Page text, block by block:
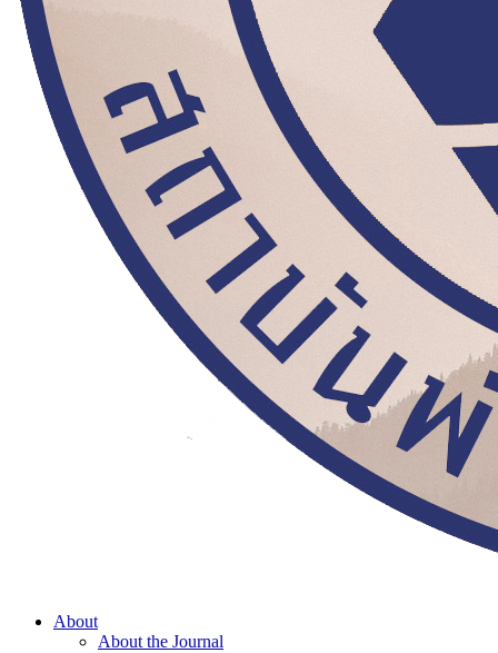
About
About the Journal